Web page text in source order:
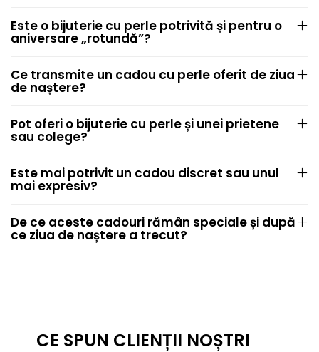
Este o bijuterie cu perle potrivită și pentru o
aniversare „rotundă”?
Ce transmite un cadou cu perle oferit de ziua
de naștere?
Pot oferi o bijuterie cu perle și unei prietene
sau colege?
Este mai potrivit un cadou discret sau unul
mai expresiv?
De ce aceste cadouri rămân speciale și după
ce ziua de naștere a trecut?
CE SPUN CLIENȚII NOȘTRI